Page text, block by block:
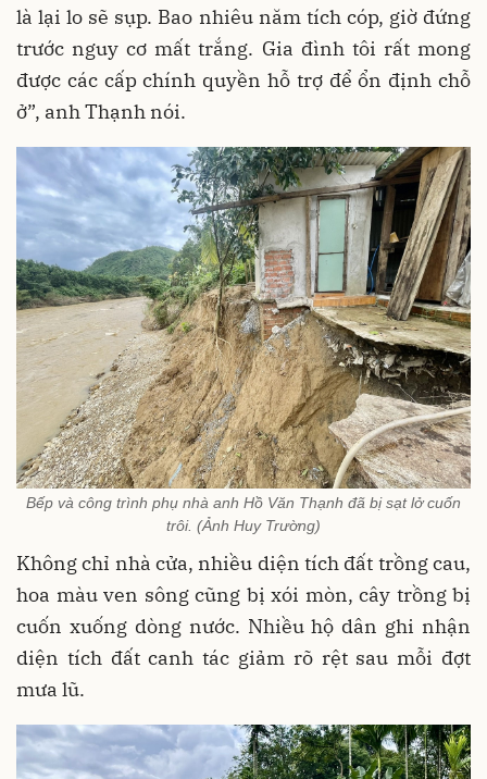
là lại lo sẽ sụp. Bao nhiêu năm tích cóp, giờ đứng
trước nguy cơ mất trắng. Gia đình tôi rất mong
được các cấp chính quyền hỗ trợ để ổn định chỗ
ở”, anh Thạnh nói.
Bếp và công trình phụ nhà anh Hồ Văn Thạnh đã bị sạt lở cuốn
trôi. (Ảnh Huy Trường)
Không chỉ nhà cửa, nhiều diện tích đất trồng cau,
hoa màu ven sông cũng bị xói mòn, cây trồng bị
cuốn xuống dòng nước. Nhiều hộ dân ghi nhận
diện tích đất canh tác giảm rõ rệt sau mỗi đợt
mưa lũ.